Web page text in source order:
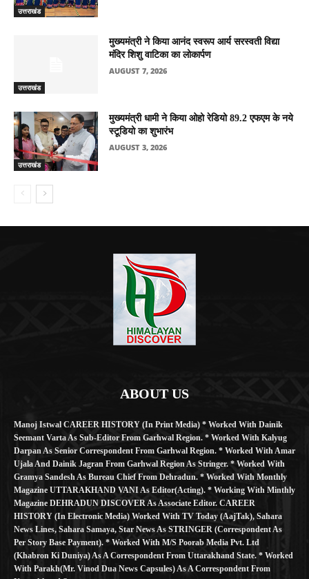
उत्तराखंड
उत्तराखंड
मुख्यमंत्री ने किया आनंद स्वरूप आर्य सरस्वती विद्या
मंदिर शिशु वाटिका का लोकार्पण
AUGUST 7, 2026
उत्तराखंड
मुख्यमंत्री धामी ने किया ओहो रेडियो 89.2 एफएम के नये
स्टूडियो का शुभारंभ
AUGUST 3, 2026
ABOUT US
Manoj Istwal CAREER HISTORY (in Print Media) * Worked With Dainik
Seemant Varta As Sub-Editor From Garhwal Region. * Worked With Kalyug
Darpan As Senior Correspondent From Garhwal Region. * Worked With Amar
Ujala And Dainik Jagran From Garhwal Region As Stringer. * Worked With
Gramya Sandesh As Bureau Chief From Dehradun. * Worked With Monthly
Magazine UTTARAKHAND VANI As Editor(Acting). * Working With Minthly
Magazine DEHRADUN DISCOVER As Associate Editor. CAREER
HISTORY (in Electronic Media) Worked With TV Today (AajTak), Sahara
News Lines, Sahara Samaya, Star News As STRINGER (Correspondent As
Per Story Base Payment). * Worked With M/S Poorab Media Pvt. Ltd
(Khabron Ki Duniya) As A Correspondent From Uttarakhand State. * Worked
With Parakh(Mr. Vinod Dua News Capsules) As A Correspondent From